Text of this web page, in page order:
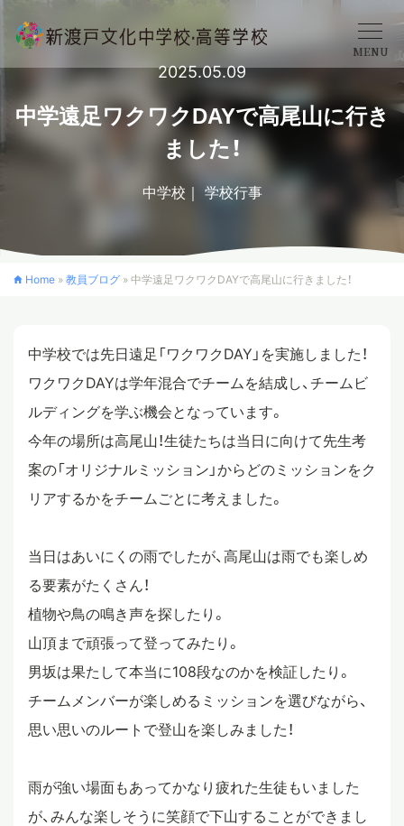
学校概要
高等学校
クロスカリキュラム
スタディツアー
ニュース
教員ブログ
在校生・保護者・卒業生の方へ
MENU
2025.05.09
中学遠足ワクワクDAYで高尾山に行き
ました！
中学校 学校行事
Home » 教員ブログ » 中学遠足ワクワクDAYで高尾山に行きました！
中学校では先日遠足「ワクワクDAY」を実施しました！
ワクワクDAYは学年混合でチームを結成し、チームビ
ルディングを学ぶ機会となっています。
今年の場所は高尾山！生徒たちは当日に向けて先生考
案の「オリジナルミッション」からどのミッションをク
リアするかをチームごとに考えました。
当日はあいにくの雨でしたが、高尾山は雨でも楽しめ
る要素がたくさん！
植物や鳥の鳴き声を探したり。
山頂まで頑張って登ってみたり。
男坂は果たして本当に108段なのかを検証したり。
チームメンバーが楽しめるミッションを選びながら、
思い思いのルートで登山を楽しみました！
雨が強い場面もあってかなり疲れた生徒もいました
が、みんな楽しそうに笑顔で下山することができまし